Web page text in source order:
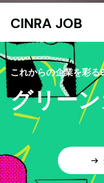
CINRA JOB
これからの企業を彩
グリー